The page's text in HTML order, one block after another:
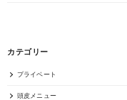
カテゴリー
プライベート
頭皮メニュー